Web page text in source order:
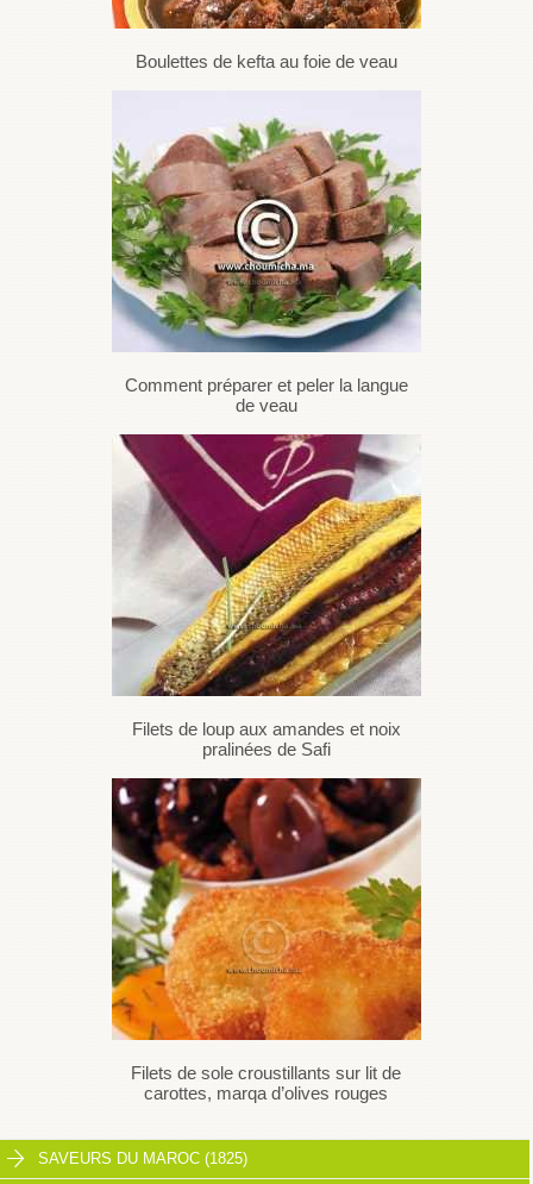
Boulettes de kefta au foie de veau
Comment préparer et peler la langue
de veau
Filets de loup aux amandes et noix
pralinées de Safi
Filets de sole croustillants sur lit de
carottes, marqa d’olives rouges
SAVEURS DU MAROC (1825)